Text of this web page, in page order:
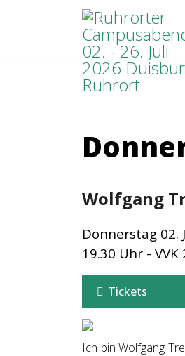
Wolfgang
Donnerstag 02.
19.30 Uhr - VVK
Tickets
Ich bin Wolfgang